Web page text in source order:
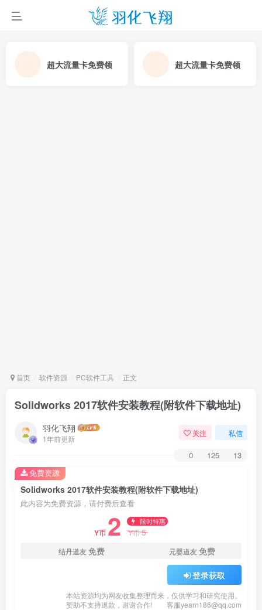
超大流量卡免费领 超大流量卡免费领
首页 软件资源 PC软件工具 正文
Solidworks 2017软件安装教程(附软件下载地址)
羽化飞翔
1年前更新
关注 私信
0 125 13
Solidworks 2017软件安装教程(附软件下载地址)
此内容为免费资源，请付费后查看
Y币 2 限时特惠
Y币5
结丹道友免费 元婴道友免费
登录获取
本站资源均为网友收集整理而来，仅供学习和研究使用。
赞助不支持退款，谢谢合作!
客服yearn186@qq.com
免费资源